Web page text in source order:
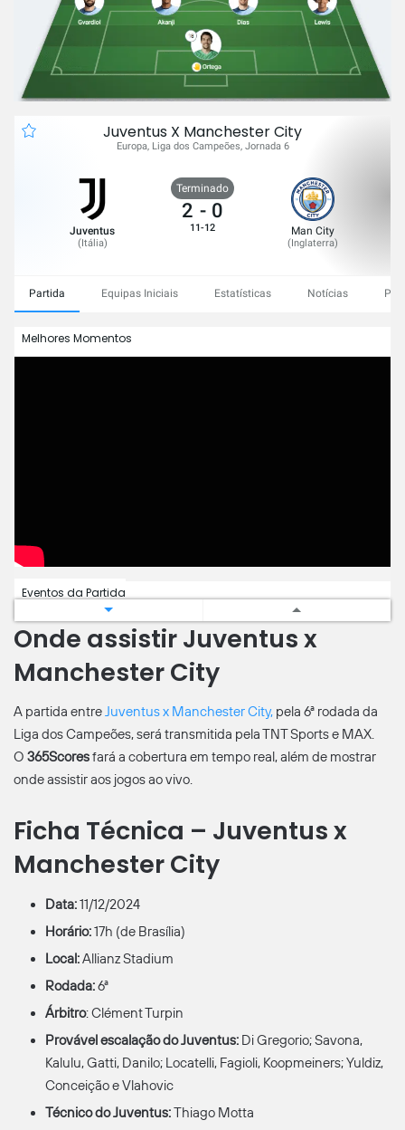
Juventus X Manchester City
Europa, Liga dos Campeões, Jornada 6
Juventus
(Itália)
Terminado
2 - 0
11-12 Man City
(Inglaterra)
Partida Equipas Iniciais Estatísticas Notícias
Melhores Momentos
Eventos da Partida
Todos Destaques
McKennie
(Weah)
Vlahović 53'
Intervalo 0 - 0
Onde assistir Juventus x
Manchester City
A partida entreJuventus x Manchester City, pela 6ª rodada da
Liga dos Campeões, será transmitida pela TNT Sports e MAX.
O 365Scoresfará a cobertura em tempo real, além de mostrar
onde assistir aos jogos ao vivo.
Ficha Técnica – Juventus x
Manchester City
Data:11/12/2024
Horário:17h (de Brasília)
Local:Allianz Stadium
Rodada:6ª
Árbitro: Clément Turpin
Provável escalação do Juventus: Di Gregorio; Savona,
Kalulu, Gatti, Danilo; Locatelli, Fagioli, Koopmeiners; Yuldiz,
Conceição e Vlahovic
Técnico do Juventus:Thiago Motta